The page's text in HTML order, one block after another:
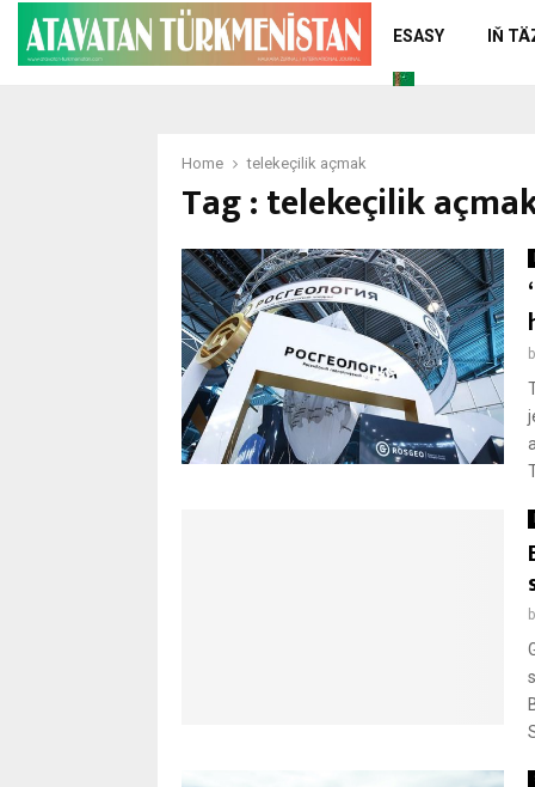
ESASY IŇ
Home telekeçilik açmak
Tag : telekeçilik